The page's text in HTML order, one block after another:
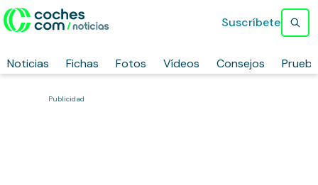
Noticias Fichas Fotos Vídeos Consejos
Suscríbete
Publicidad